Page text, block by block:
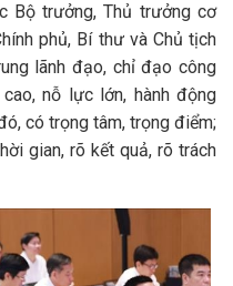
Bộ trưởng, Thủ trưởng cơ
phủ, Bí thư và Chủ tịch
lãnh đạo, chỉ đạo công
nỗ lực lớn, hành động
có trọng tâm, trọng điểm;
gian, rõ kết quả, rõ trách